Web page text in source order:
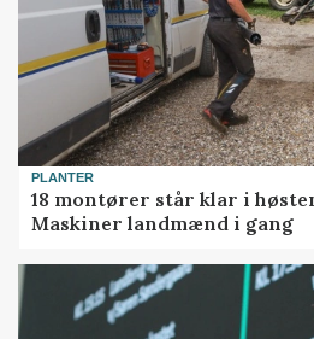
PLANTER
18 montører står klar i
Maskiner landmænd i gang